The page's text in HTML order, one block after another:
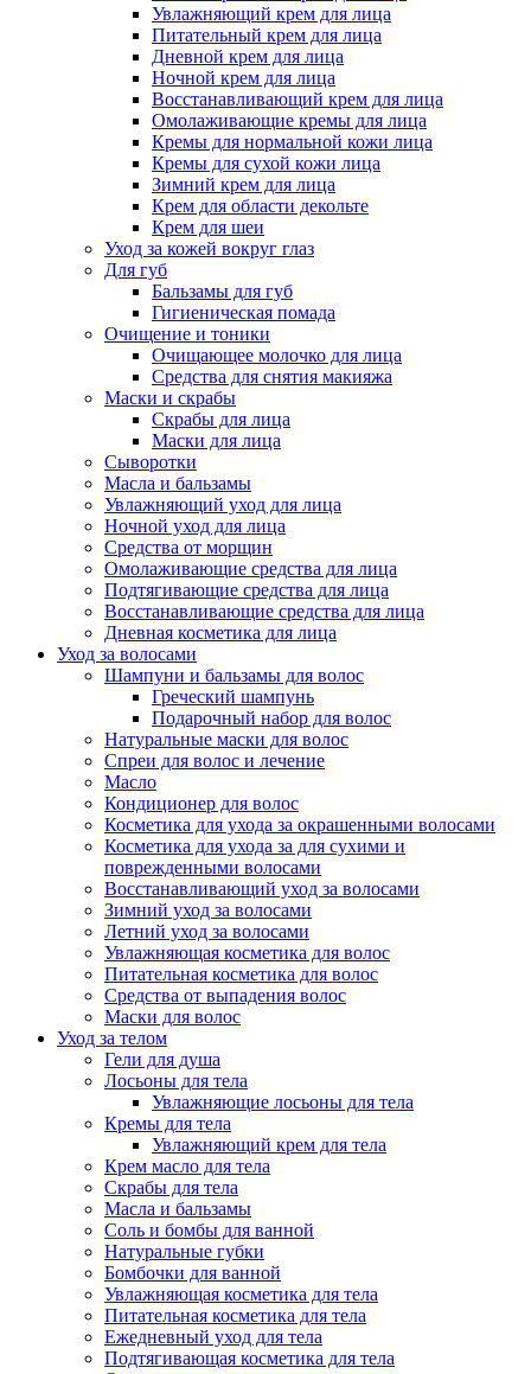
Увлажняющий крем для лица
Питательный крем для лица
Дневной крем для лица
Ночной крем для лица
Восстанавливающий крем для лица
Омолаживающие кремы для лица
Кремы для нормальной кожи лица
Кремы для сухой кожи лица
Зимний крем для лица
Крем для области декольте
Крем для шеи
Уход за кожей вокруг глаз
Для губ
Бальзамы для губ
Гигиеническая помада
Очищение и тоники
Очищающее молочко для лица
Средства для снятия макияжа
Маски и скрабы
Скрабы для лица
Маски для лица
Сыворотки
Масла и бальзамы
Увлажняющий уход для лица
Ночной уход для лица
Средства от морщин
Омолаживающие средства для лица
Подтягивающие средства для лица
Восстанавливающие средства для лица
Дневная косметика для лица
Уход за волосами
Шампуни и бальзамы для волос
Греческий шампунь
Подарочный набор для волос
Натуральные маски для волос
Спреи для волос и лечение
Масло
Кондиционер для волос
Косметика для ухода за окрашенными волосами
Косметика для ухода за для сухими и
поврежденными волосами
Восстанавливающий уход за волосами
Зимний уход за волосами
Летний уход за волосами
Увлажняющая косметика для волос
Питательная косметика для волос
Средства от выпадения волос
Маски для волос
Уход за телом
Гели для душа
Лосьоны для тела
Увлажняющие лосьоны для тела
Кремы для тела
Увлажняющий крем для тела
Крем масло для тела
Скрабы для тела
Масла и бальзамы
Соль и бомбы для ванной
Натуральные губки
Бомбочки для ванной
Увлажняющая косметика для тела
Питательная косметика для тела
Ежедневный уход для тела
Подтягивающая косметика для тела